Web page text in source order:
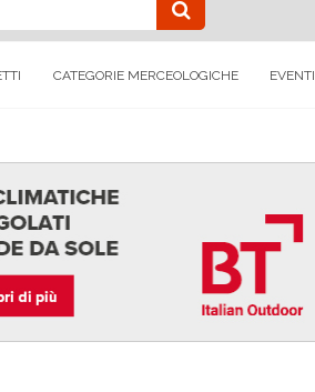
CATEGORIE MERCEOLOGICHE EVENTI